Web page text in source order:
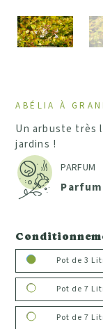
ABÉLIA À
Un arbuste très
jardins !
PARFUM
Pot de 3
Pot de 7
Pot de 7